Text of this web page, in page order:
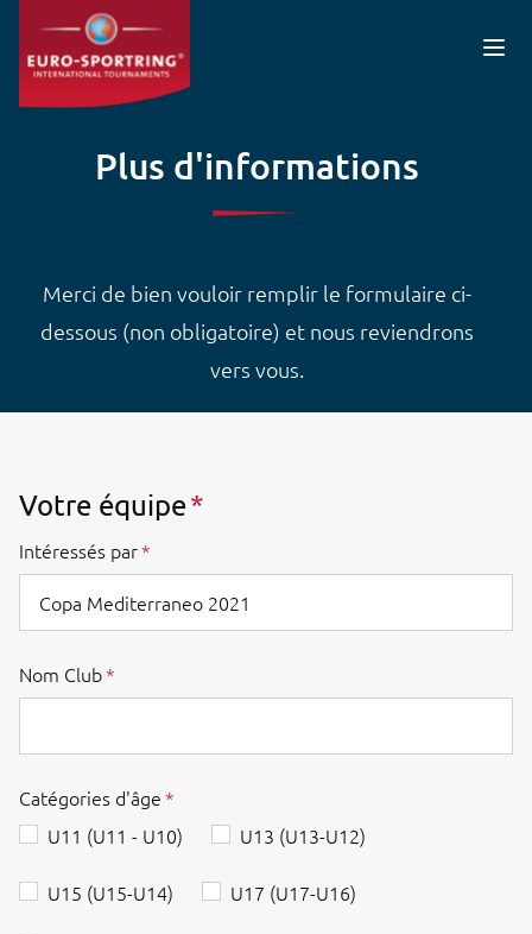
Aller au contenu principal
Plus d'informations
Merci de bien vouloir remplir le formulaire ci-
dessous (non obligatoire) et nous reviendrons
vers vous.
Votre équipe
Intéressés par
Nom Club
Catégories d'âge
U11 (U11 - U10)
U13 (U13-U12)
U15 (U15-U14) U17 (U17-U16)